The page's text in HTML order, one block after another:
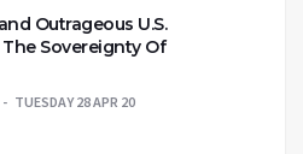
Outrageous U.S.
Sovereignty Of
TUESDAY 28 APR 20